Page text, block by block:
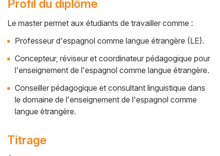
Profil du diplôme
Cuerpo
Le master permet aux étudiants de travailler comme :
Professeur d'espagnol comme langue étrangère (LE).
Concepteur, réviseur et coordinateur pédagogique pour
l'enseignement de l'espagnol comme langue étrangère.
Conseiller pédagogique et consultant linguistique dans
le domaine de l'enseignement de l'espagnol comme
langue étrangère.
Titrage